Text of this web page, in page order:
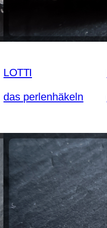
LOTTI
das perlenhäkeln